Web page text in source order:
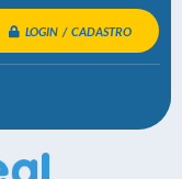
LOGIN / CADASTRO